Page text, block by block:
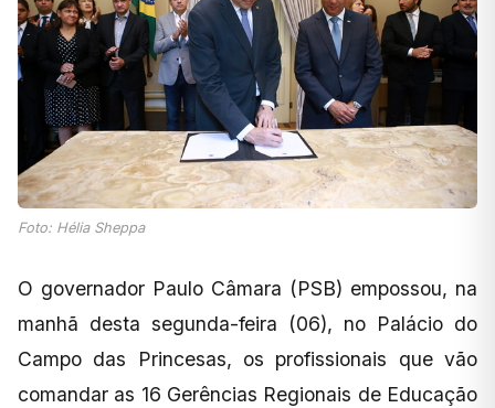
Foto: Hélia Sheppa
O governador Paulo Câmara (PSB) empossou, na
manhã desta segunda-feira (06), no Palácio do
Campo das Princesas, os profissionais que vão
comandar as 16 Gerências Regionais de Educação